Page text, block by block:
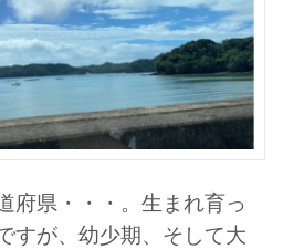
府県・・・。生まれ育っ
すが、幼少期、そして大